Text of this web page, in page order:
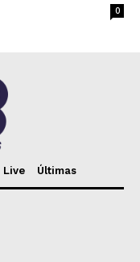
0
Live Últimas